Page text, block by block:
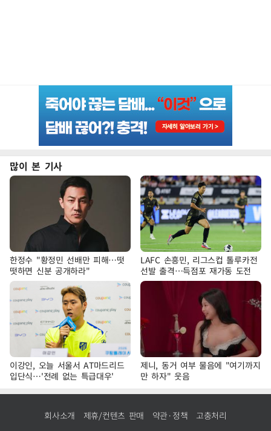
많이 본 기사
한정수 "황정민 선배만 피해…떳
떳하면 신분 공개하라"
LAFC 손흥민, 리그스컵 톨루카전
선발 출격…득점포 재가동 도전
이강인, 오늘 서울서 AT마드리드
입단식…'전례 없는 특급대우'
제니, 동거 여부 물음에 "여기까지
만 하자" 웃음
회사소개 제휴/컨텐츠 판매 약관·정책 고충처리